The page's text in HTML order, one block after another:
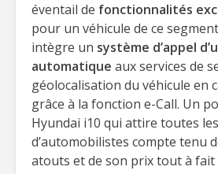
éventail de fonctionnalités
pour un véhicule de ce
intègre un système d’appel
automatique aux services de
géolocalisation du véhicule en
grâce à la fonction e-Call. Un
Hyundai i10 qui attire toutes
d’automobilistes compte tenu
atouts et de son prix tout à fait